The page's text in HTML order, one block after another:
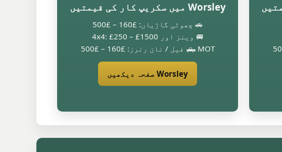
Worsley میں سکریپ کار کی قیمتیں
🚗 چھوٹی گاڑیاں: £160 – £500
🚐 وینز اور 4x4: £250 – £1500
🛻 MOT فیل / نان رنرز: £160 – £500
Worsley صفحہ دیکھیں